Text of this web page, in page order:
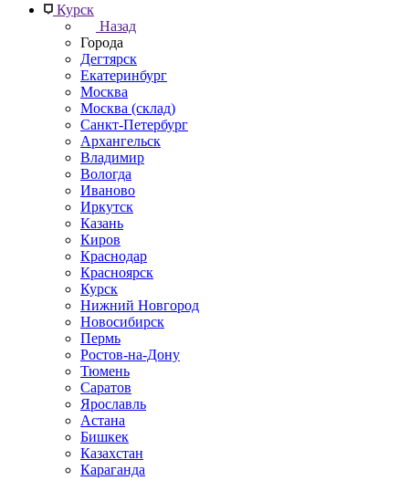
Курск
Назад
Города
Дегтярск
Екатеринбург
Москва
Москва (склад)
Санкт-Петербург
Архангельск
Владимир
Вологда
Иваново
Иркутск
Казань
Киров
Краснодар
Красноярск
Курск
Нижний Новгород
Новосибирск
Пермь
Ростов-на-Дону
Тюмень
Саратов
Ярославль
Астана
Бишкек
Казахстан
Караганда